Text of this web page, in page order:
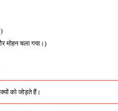
मोहन चला गया।)
को जोड़ते हैं।